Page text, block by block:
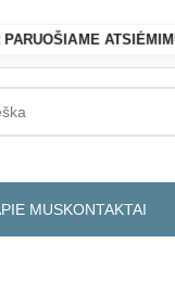
MUSKONTAKTAI